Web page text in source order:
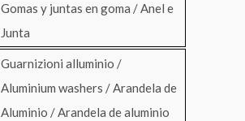
Gomas y juntas en goma / Anel e
Junta
Guarnizioni alluminio /
Aluminium washers / Arandela de
Aluminio / Arandela de aluminio